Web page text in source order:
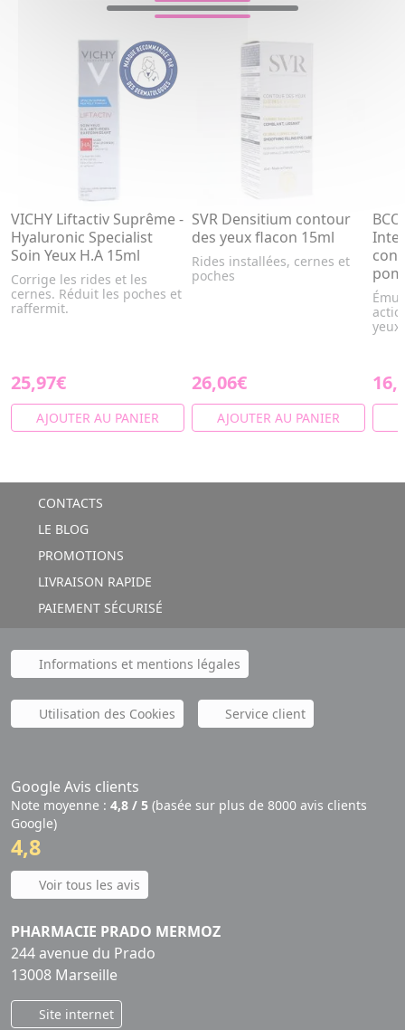
VICHY Liftactiv Suprême -
Hyaluronic Specialist
Soin Yeux H.A 15ml
Corrige les rides et les
cernes. Réduit les poches et
raffermit.
25,97€
AJOUTER AU PANIER
SVR Densitium contour
des yeux flacon 15ml
Rides installées, cernes et
poches
26,06€
AJOUTER AU PANIER
yeux.
CONTACTS
LE BLOG
PROMOTIONS
LIVRAISON RAPIDE
PAIEMENT SÉCURISÉ
Informations et mentions légales
Utilisation des Cookies Service client
Google Avis clients
Note moyenne : 4,8 / 5 (basée sur plus de 8000 avis clients
Google)
4,8
Voir tous les avis
PHARMACIE PRADO MERMOZ
244 avenue du Prado
13008 Marseille
Site internet